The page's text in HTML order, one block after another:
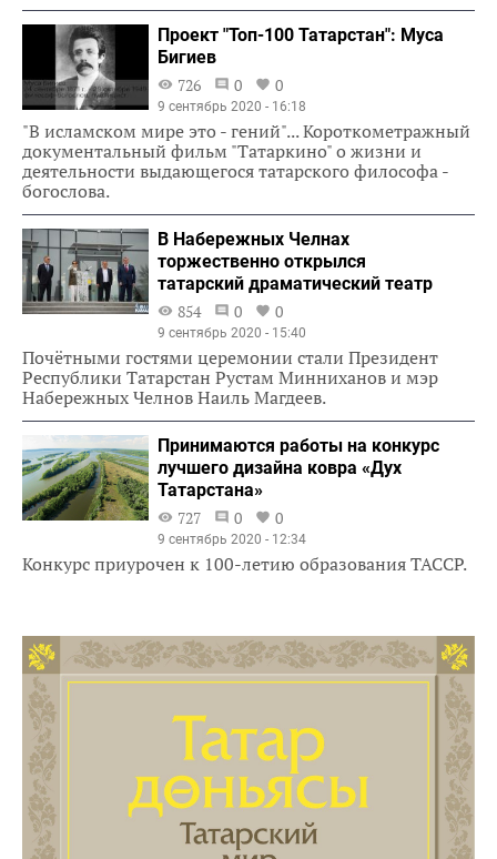
Проект "Топ-100 Татарстан": Муса
Бигиев
726
0 0
9 сентябрь 2020 - 16:18
"В исламском мире это - гений"... Короткометражный
документальный фильм "Татаркино" о жизни и
деятельности выдающегося татарского философа -
богослова.
В Набережных Челнах
торжественно открылся
татарский драматический театр
854
0 0
9 сентябрь 2020 - 15:40
Почётными гостями церемонии стали Президент
Республики Татарстан Рустам Минниханов и мэр
Набережных Челнов Наиль Магдеев.
Принимаются работы на конкурс
лучшего дизайна ковра «Дух
Татарстана»
727
0 0
9 сентябрь 2020 - 12:34
Конкурс приурочен к 100-летию образования ТАССР.